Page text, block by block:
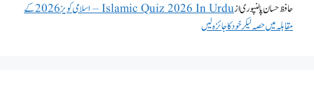
حافظ حسان پالنپوریاز
Islamic Quiz 2026 In Urdu – اسلامی کویز 2026 کے
مقابلہ میں حصہ لیکر خود کا جائزہ لیں